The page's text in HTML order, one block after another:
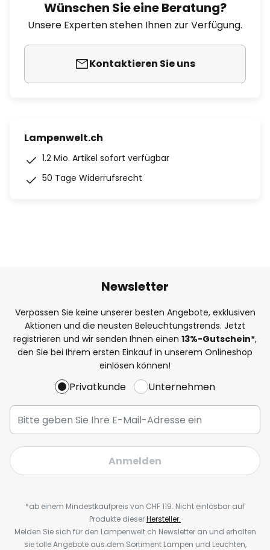
Wünschen Sie eine Beratung?
Unsere Experten stehen Ihnen zur Verfügung.
Kontaktieren Sie uns
Lampenwelt.ch
1.2 Mio. Artikel sofort verfügbar
50 Tage Widerrufsrecht
Newsletter
Verpassen Sie keine unserer besten Angebote, exklusiven
Aktionen und die neusten Beleuchtungstrends. Jetzt
registrieren und wir senden Ihnen einen 13%-Gutschein*,
den Sie bei Ihrem ersten Einkauf in unserem Onlineshop
einlösen können!
Privatkunde Unternehmen
Anmelden
*ab einem Mindestkaufpreis von CHF 119. Nicht einlösbar auf
Produkte dieserHersteller.
Melden Sie sich für den Lampenwelt.ch Newsletter an und erhalten
sie tolle Angebote aus dem Sortiment Lampen und Leuchten,